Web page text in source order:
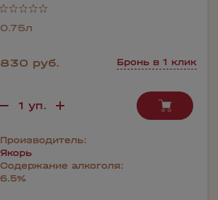
0.75л
830 руб. Бронь в 1 клик
Производитель:
Якорь
Содержание алкоголя:
6.5%